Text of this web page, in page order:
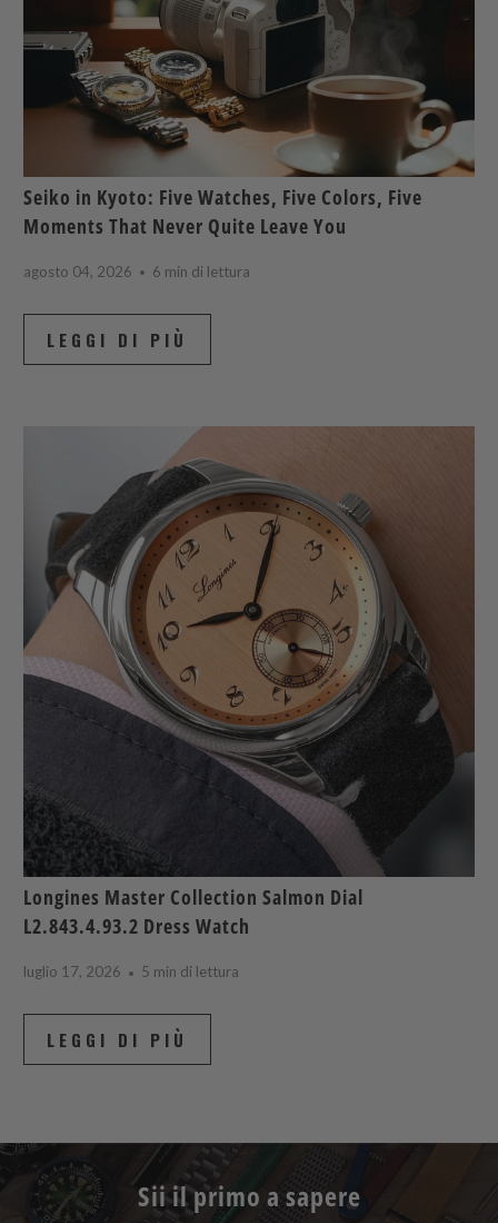
Seiko in Kyoto: Five Watches, Five Colors, Five
Moments That Never Quite Leave You
agosto 04, 2026 6 min di lettura
LEGGI DI PIÙ
Longines Master Collection Salmon Dial
L2.843.4.93.2 Dress Watch
luglio 17, 2026 5 min di lettura
LEGGI DI PIÙ
Sii il primo a sapere